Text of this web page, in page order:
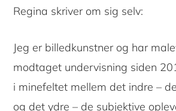
Regina skriver om sig selv:
Jeg er billedkunstner og har
modtaget undervisning siden
i minefeltet mellem det indre –
og det ydre – de subjektive